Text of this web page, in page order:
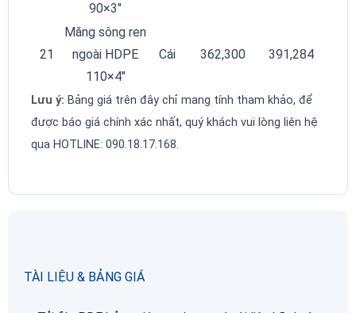
90×3″
21
Măng sông ren
ngoài HDPE
110×4″
Cái 362,300 391,284
Lưu ý: Bảng giá trên đây chỉ mang tính tham khảo, để
được báo giá chính xác nhất, quý khách vui lòng liên hệ
qua HOTLINE: 090.18.17.168.
TÀI LIỆU & BẢNG GIÁ